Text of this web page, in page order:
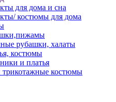
для дома и сна
костюмы для дома
рубашки, халаты
костюмы
и платья
костюмы